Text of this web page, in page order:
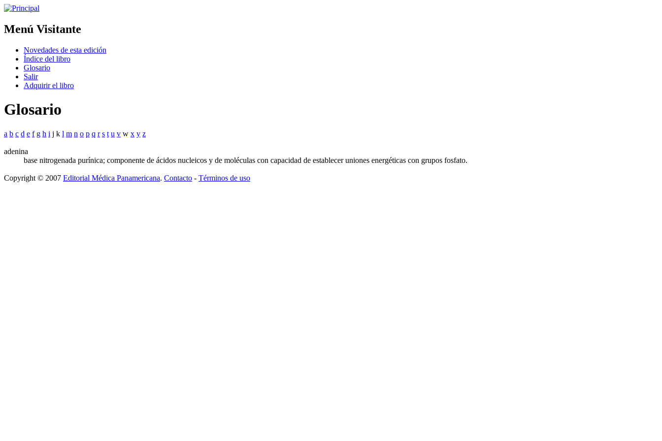
Menú Visitante
Novedades de esta edición
Índice del libro
Glosario
Salir
Adquirir el libro
Glosario
a b c d e f g h i j k l m n o p q r s t u v w x y z
adenina
base nitrogenada purínica; componente de ácidos nucleicos y de moléculas con capacidad de establecer uniones energéticas con grupos fosfato.
Copyright © 2007 Editorial Médica Panamericana. Contacto - Términos de uso